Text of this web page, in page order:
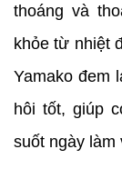
thoáng và
khỏe từ nhiệt
Yamako đem
hôi tốt, giúp
suốt ngày làm